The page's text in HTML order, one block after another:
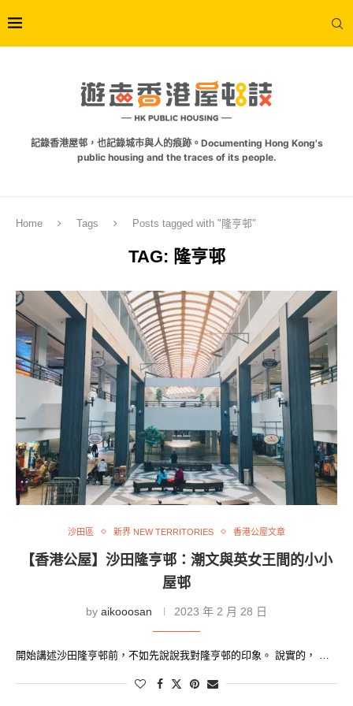
記錄香港屋邨，也記錄城市與人的痕跡。Documenting Hong Kong's
public housing and the traces of its people.
Home Tags Posts tagged with "隆亨邨"
TAG: 隆亨邨
沙田區 新界 NEW TERRITORIES 香港公屋文章
【香港公屋】沙田隆亨邨：潮文與英女王間的小小
屋邨
by aikooosan 2023 年 2 月 28 日
開始講述沙田隆亨邨前，不如先說說我對隆亨邨的印象。 說實的， …